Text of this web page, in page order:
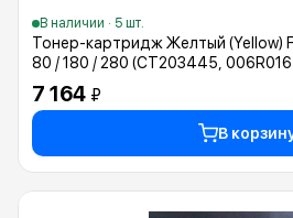
В наличии · 5 шт.
Тонер-картридж Желтый (Yellow)
80 / 180 / 280 (CT203445,
7 164 ₽
В